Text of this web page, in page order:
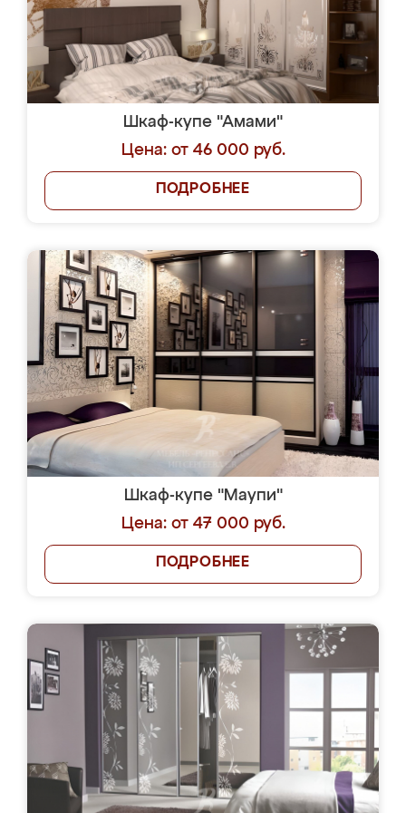
Шкаф-купе "Амами"
Цена: от 46 000 руб.
ПОДРОБНЕЕ
Шкаф-купе "Маупи"
Цена: от 47 000 руб.
ПОДРОБНЕЕ